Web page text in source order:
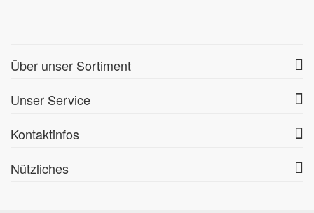
Über unser Sortiment
Unser Service
Kontaktinfos
Nützliches